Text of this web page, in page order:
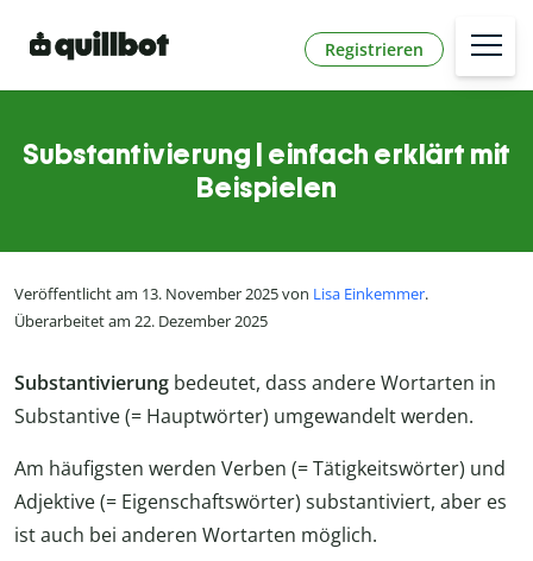
Registrieren
Substantivierung | einfach erklärt mit
Beispielen
Veröffentlicht am 13. November 2025 von Lisa Einkemmer.
Überarbeitet am 22. Dezember 2025
Substantivierung bedeutet, dass andere Wortarten in
Substantive (= Hauptwörter) umgewandelt werden.
Am häufigsten werden Verben (= Tätigkeitswörter) und
Adjektive (= Eigenschaftswörter) substantiviert, aber es
ist auch bei anderen Wortarten möglich.